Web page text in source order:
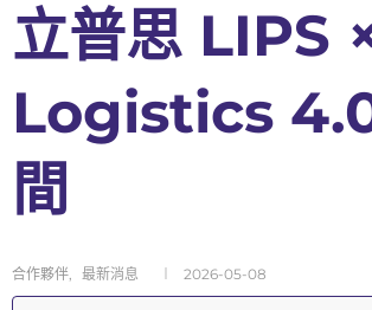
立普思 LIPS
Logistics 4.0
間
合作夥伴, 最新消息 2026-05-08